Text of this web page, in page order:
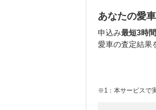
あなたの愛
申込み最短3時
愛車の査定結果
※1：本サービスで